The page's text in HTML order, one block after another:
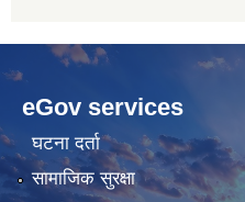
betwild
cratosroyalbet
bahis
siteleri
hdasianporns.net
lunadark.org
bahis
siteleri
eGov services
घटना दर्ता
सामाजिक सुरक्षा